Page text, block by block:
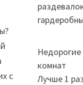
с
комнат
Лучше 1